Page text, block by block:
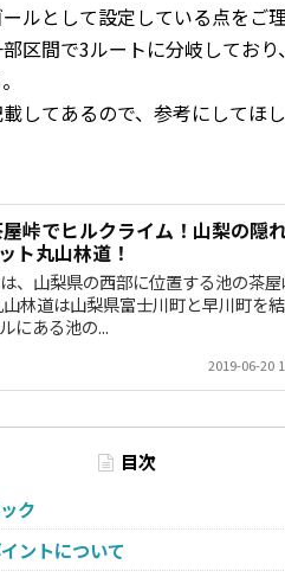
ルとして設定している点をご
区間で3ルートに分岐してお
してあるので、参考にしてほし
峠でヒルクライム！山梨の隠
ト丸山林道！
、山梨県の西部に位置する池の茶屋
林道は山梨県富士川町と早川町を
にある池の...
2019-06-20
目次
ク
ントについて